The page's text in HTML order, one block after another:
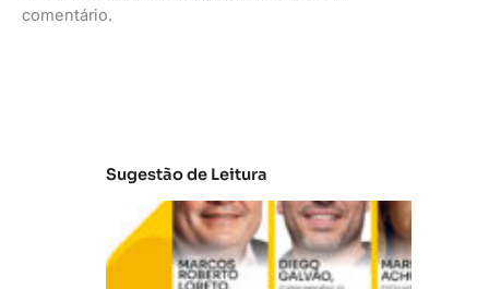
comentário.
Sugestão de Leitura